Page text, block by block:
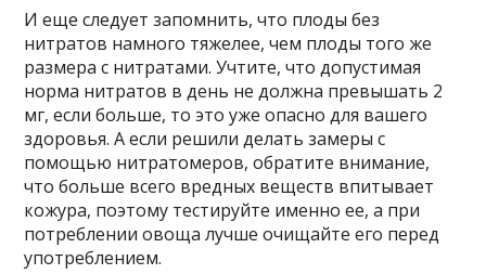
И еще следует запомнить, что плоды без
нитратов намного тяжелее, чем плоды того же
размера с нитратами. Учтите, что допустимая
норма нитратов в день не должна превышать 2
мг, если больше, то это уже опасно для вашего
здоровья. А если решили делать замеры с
помощью нитратомеров, обратите внимание,
что больше всего вредных веществ впитывает
кожура, поэтому тестируйте именно ее, а при
потреблении овоща лучше очищайте его перед
употреблением.